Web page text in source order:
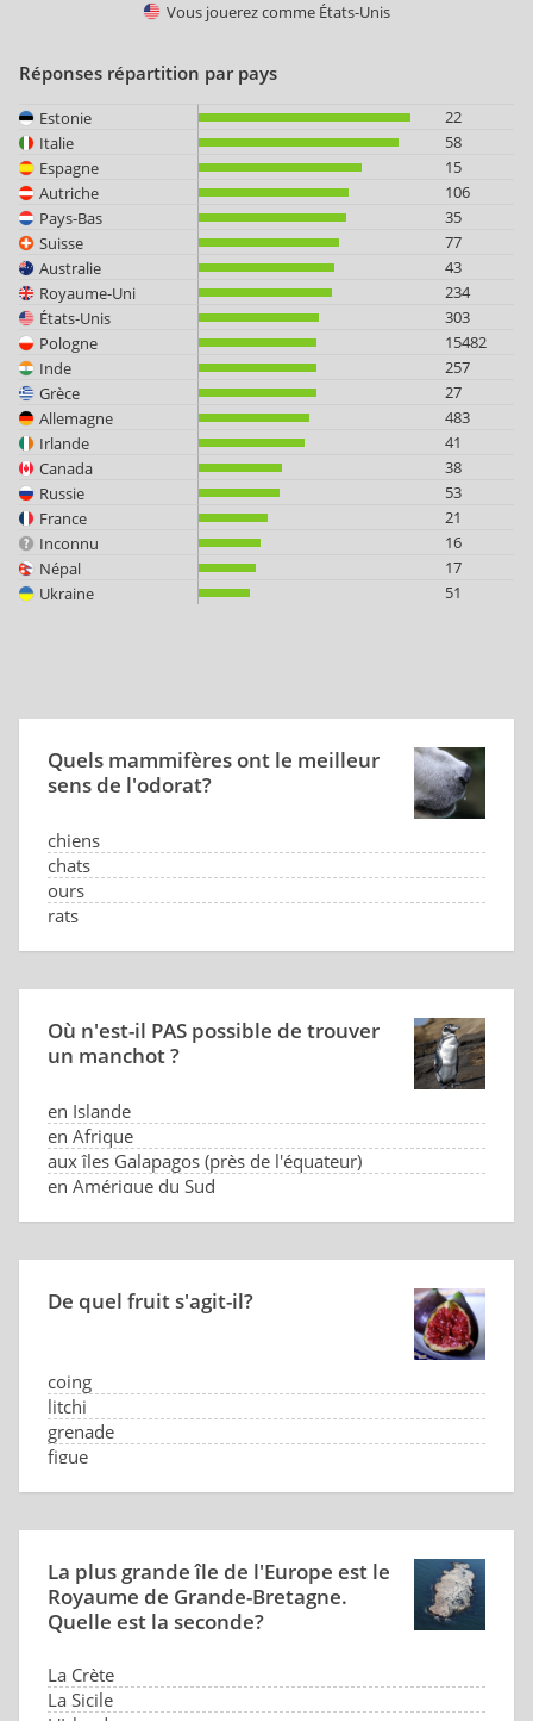
Vous jouerez comme États-Unis
Réponses répartition par pays
Estonie
22
Italie
58
Espagne
15
Autriche
106
Pays-Bas
35
Suisse
77
Australie
43
Royaume-Uni
234
États-Unis
303
Pologne
15482
Inde
257
Grèce
27
Allemagne
483
Irlande
41
Canada
38
Russie
53
France
21
Inconnu
16
Népal
17
Ukraine
51
Quels mammifères ont le meilleur
sens de l'odorat?
chiens
chats
ours
rats
Où n'est-il PAS possible de trouver
un manchot ?
en Islande
en Afrique
aux îles Galapagos (près de l'équateur)
en Amérique du Sud
De quel fruit s'agit-il?
coing
litchi
grenade
figue
La plus grande île de l'Europe est le
Royaume de Grande-Bretagne.
Quelle est la seconde?
La Crète
La Sicile